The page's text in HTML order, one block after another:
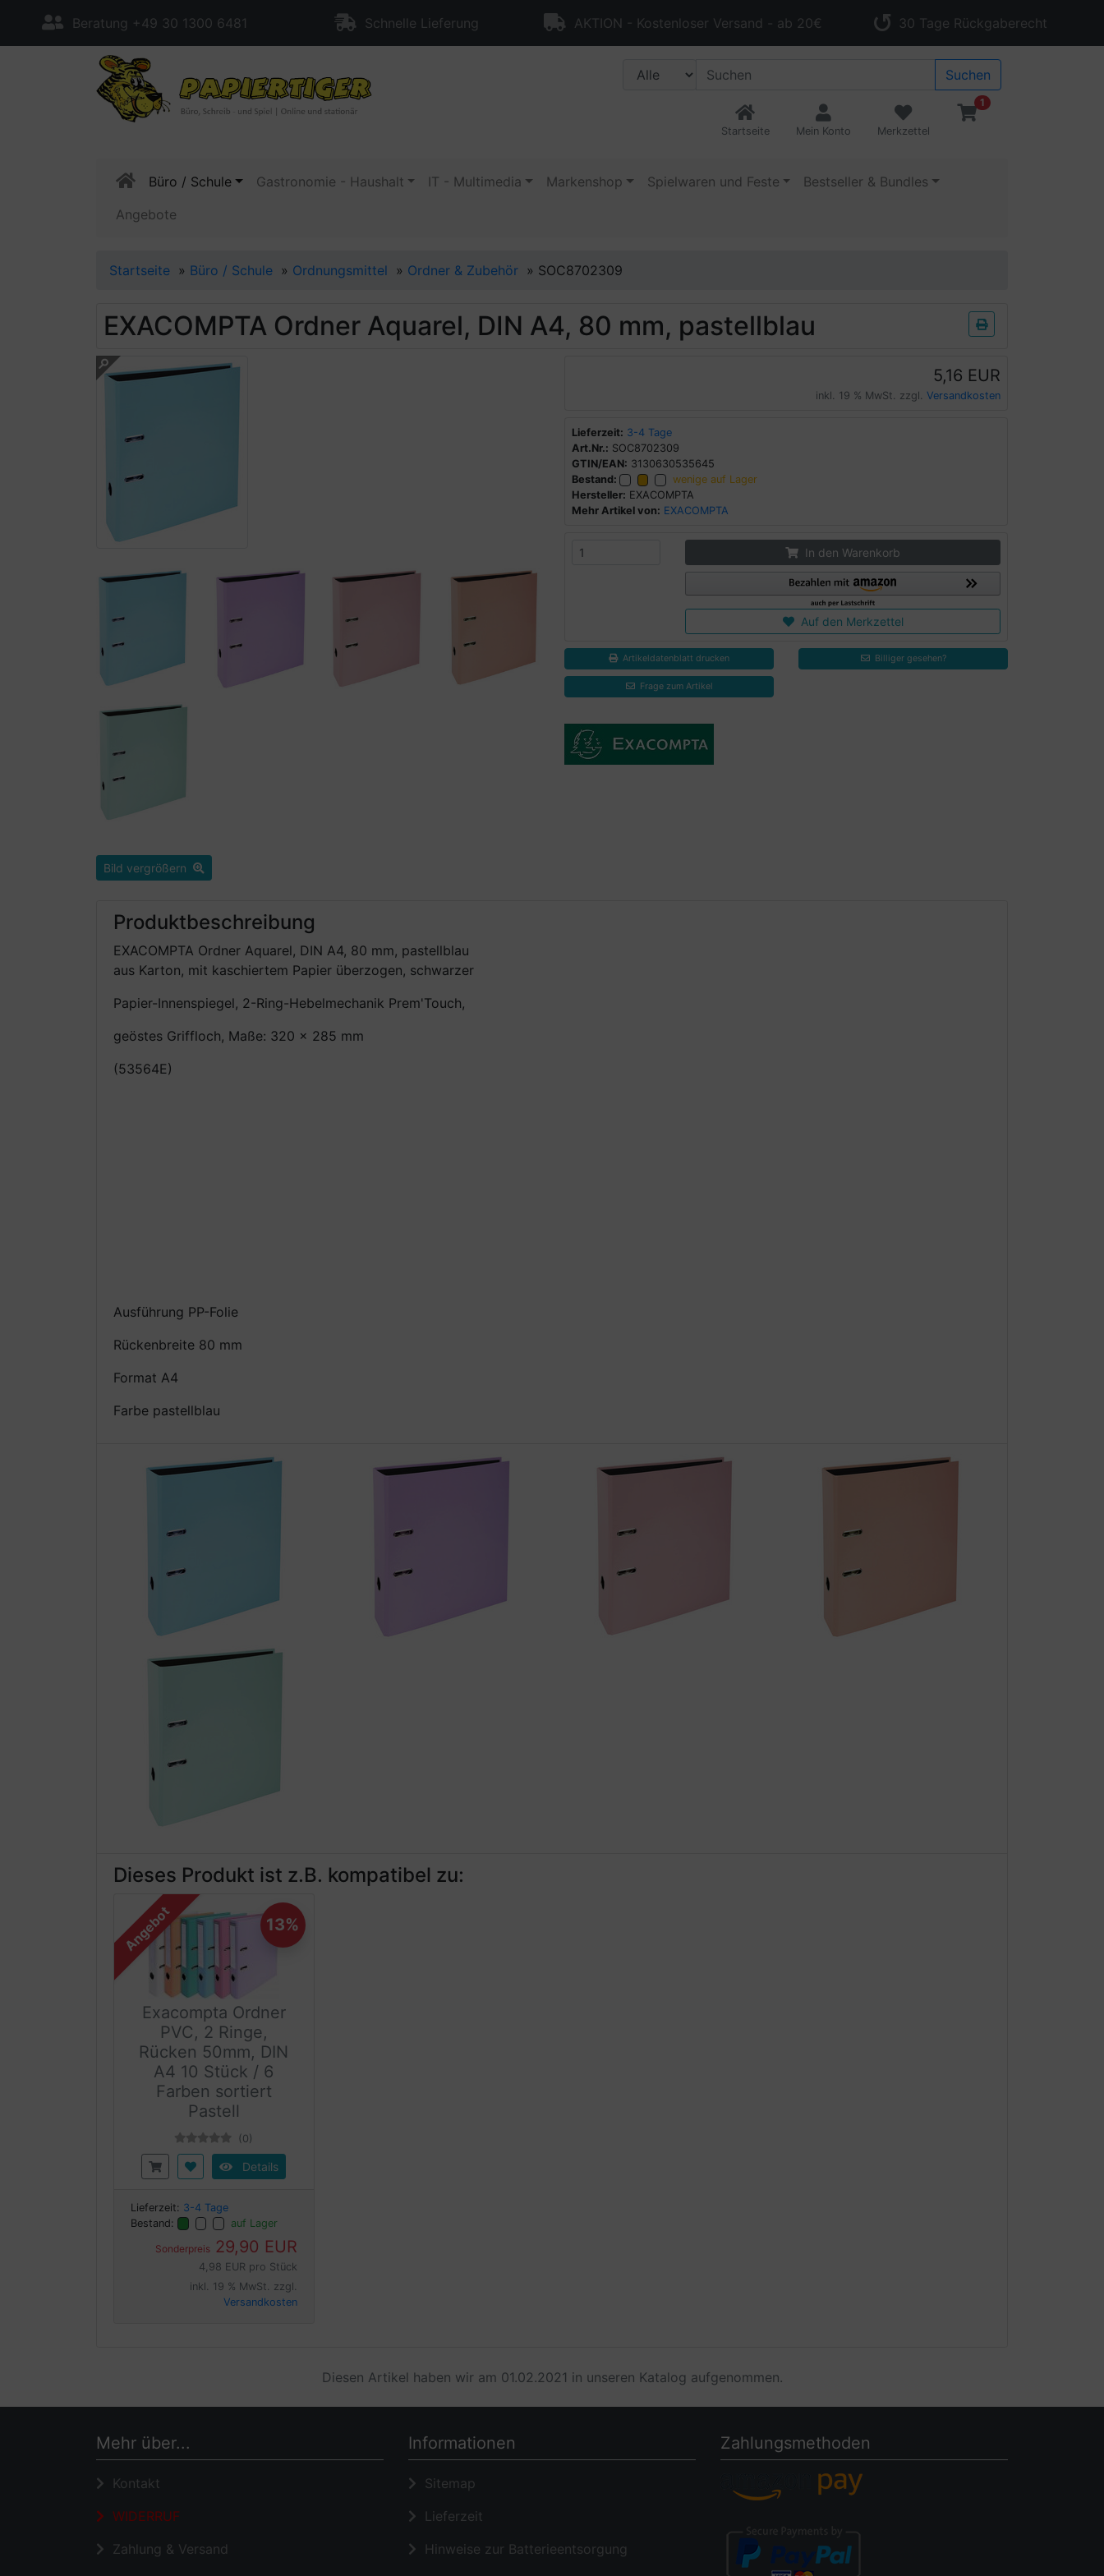
Beratung +49 30 1300 6481 Schnelle Lieferung AKTION - Kostenloser Versand - ab 20€ 30 Tage Rückgaberecht
Suchen
Startseite Mein Konto Merkzettel
1
Büro / Schule Gastronomie - Haushalt IT - Multimedia Markenshop Spielwaren und Feste
Bestseller & Bundles
Angebote
Startseite » Büro / Schule » Ordnungsmittel » Ordner & Zubehör » SOC8702309
EXACOMPTA Ordner Aquarel, DIN A4, 80 mm, pastellblau
Bild vergrößern
5,16 EUR
inkl. 19 % MwSt. zzgl. Versandkosten
Lieferzeit: 3-4 Tage
Art.Nr.: SOC8702309
GTIN/EAN: 3130630535645
Bestand:
wenige auf Lager
Hersteller: EXACOMPTA
Mehr Artikel von: EXACOMPTA
In den Warenkorb
Auf den Merkzettel
Artikeldatenblatt drucken Billiger gesehen?
Frage zum Artikel
Produktbeschreibung
EXACOMPTA Ordner Aquarel, DIN A4, 80 mm, pastellblau
aus Karton, mit kaschiertem Papier überzogen, schwarzer
Papier-Innenspiegel, 2-Ring-Hebelmechanik Prem'Touch,
geöstes Griffloch, Maße: 320 x 285 mm
(53564E)
Ausführung PP-Folie
Rückenbreite 80 mm
Format A4
Farbe pastellblau
Dieses Produkt ist z.B. kompatibel zu:
Angebot
Exacompta Ordner
PVC, 2 Ringe,
Rücken 50mm, DIN
A4 10 Stück / 6
Farben sortiert
Pastell
(0)
Details
Lieferzeit: 3-4 Tage
Bestand:
auf Lager
Sonderpreis29,90 EUR
13%
4,98 EUR pro Stück
inkl. 19 % MwSt. zzgl.
Versandkosten
Diesen Artikel haben wir am 01.02.2021 in unseren Katalog aufgenommen.
Mehr über...
Kontakt
WIDERRUF
Zahlung & Versand
Informationen
Sitemap
Lieferzeit
Hinweise zur Batterieentsorgung
Zahlungsmethoden